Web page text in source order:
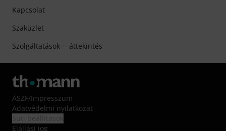
Kapcsolat
Szaküzlet
Szolgáltatások -- áttekintés
ÁSZF/Impresszum
Adatvédelmi nyilatkozat
Elállási jog